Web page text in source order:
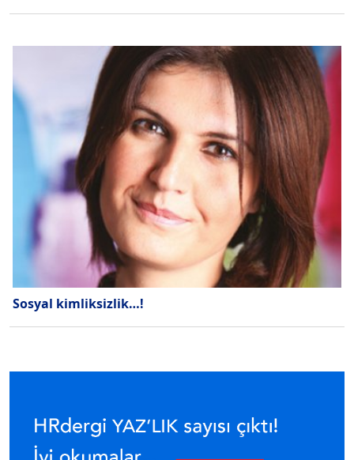
Sosyal kimliksizlik…!